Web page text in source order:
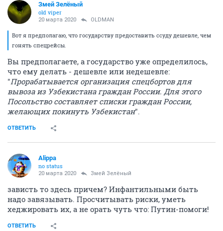
Змей Зелёный
old viper
20 марта 2020 OLDMAN
Вот я предполагаю, что государству предоставить ссуду дешевле, чем
гонять спецрейсы.
Вы предполагаете, а государство уже определилось,
что ему делать - дешевле или недешевле:
"Прорабатывается организация спецбортов для
вывоза из Узбекистана граждан России. Для этого
Посольство составляет списки граждан России,
желающих покинуть Узбекистан".
ОТВЕТИТЬ
Alippa
no status
20 марта 2020 Змей Зелёный
зависть то здесь причем? Инфантильными быть
надо завязывать. Просчитывать риски, уметь
хеджировать их, а не орать чуть что: Путин-помоги!
ОТВЕТИТЬ